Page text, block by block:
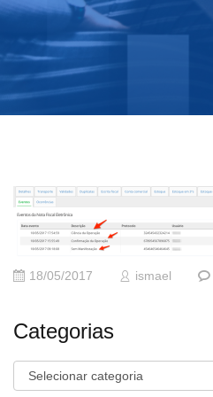
18/05/2017 ismael
Categorias
Categorias